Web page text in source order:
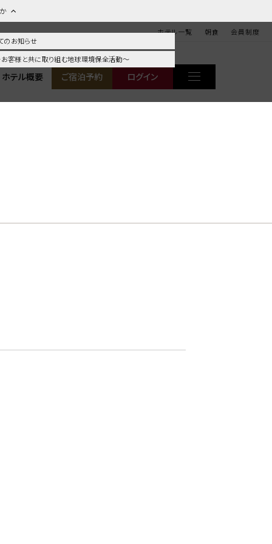
のお知らせ
客様と共に取り組む地球環境保全活動～
ホテル一覧 朝食 会員制度
ホテル概要 ご宿泊予約 ログイン